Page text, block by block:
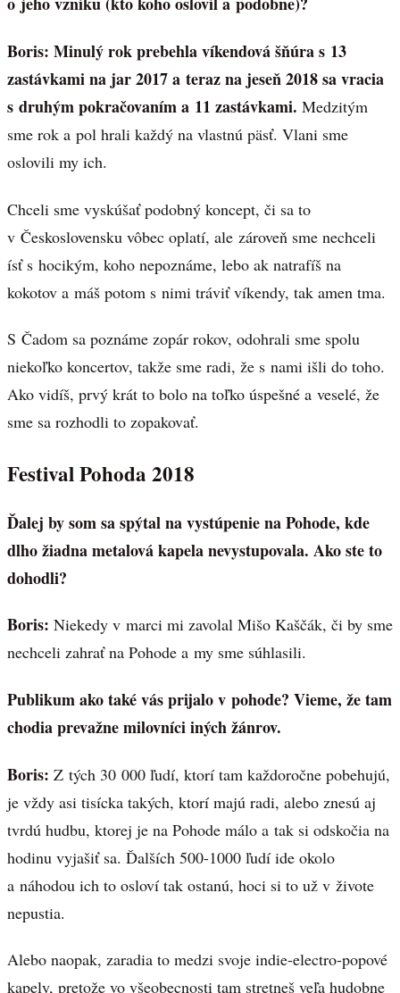
Boris: Minulý rok prebehla víkendová šňúra s 13
zastávkami na jar 2017 a teraz na jeseň 2018 sa vracia
s druhým pokračovaním a 11 zastávkami. Medzitým
sme rok a pol hrali každý na vlastnú päsť. Vlani sme
oslovili my ich.
Chceli sme vyskúšať podobný koncept, či sa to
v Československu vôbec oplatí, ale zároveň sme nechceli
ísť s hocikým, koho nepoznáme, lebo ak natrafíš na
kokotov a máš potom s nimi tráviť víkendy, tak amen tma.
S Čadom sa poznáme zopár rokov, odohrali sme spolu
niekoľko koncertov, takže sme radi, že s nami išli do toho.
Ako vidíš, prvý krát to bolo na toľko úspešné a veselé, že
sme sa rozhodli to zopakovať.
Festival Pohoda 2018
Ďalej by som sa spýtal na vystúpenie na Pohode, kde
dlho žiadna metalová kapela nevystupovala. Ako ste to
dohodli?
Boris: Niekedy v marci mi zavolal Mišo Kaščák, či by sme
nechceli zahrať na Pohode a my sme súhlasili.
Publikum ako také vás prijalo v pohode? Vieme, že tam
chodia prevažne milovníci iných žánrov.
Boris: Z tých 30 000 ľudí, ktorí tam každoročne pobehujú,
je vždy asi tisícka takých, ktorí majú radi, alebo znesú aj
tvrdú hudbu, ktorej je na Pohode málo a tak si odskočia na
hodinu vyjašiť sa. Ďalších 500-1000 ľudí ide okolo
a náhodou ich to osloví tak ostanú, hoci si to už v živote
nepustia.
Alebo naopak, zaradia to medzi svoje indie-electro-popové
kapely, pretože vo všeobecnosti tam stretneš veľa hudobne